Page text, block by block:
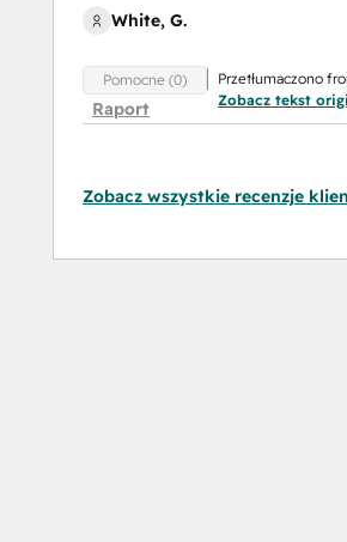
White, G.
Pomocne (0)
Raport
Przetłumaczono
Zobacz tekst
Zobacz wszystkie recenzje